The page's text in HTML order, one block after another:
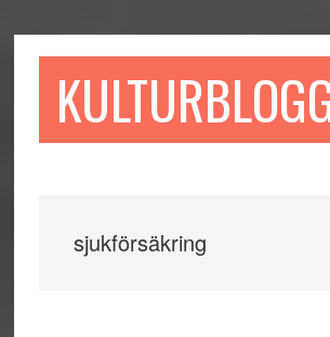
till
till
sidofältet
till
sjukförsäkring